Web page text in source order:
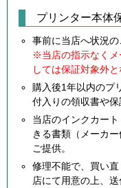
プリンター本体
事前に当店へ状況の
※当店の指示なくメ
しては保証対象外と
購入後1年以内のプ
付入りの領収書や保
当店のインクカー
きる書類（メーカ
ご提供。
修理不能で、買い
店にて用意の上、送